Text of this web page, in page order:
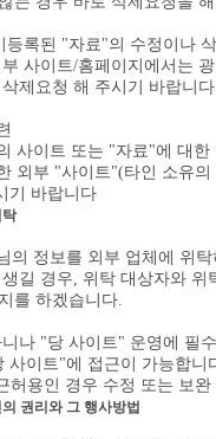
록된 "자료"의 수정이나
사이트/홈페이지에서는
제요청 해 주시기 바랍니
사이트 또는 "자료"에 대
외부 "사이트"(타인 소유
기 바랍니다
의 정보를 외부 업체에 위
길 경우, 위탁 대상자와 위
를 하겠습니다.
나 "당 사이트" 운영에 필
사이트"에 접근이 가능합니
허용인 경우 수정 또는 보
권리와 그 행사방법